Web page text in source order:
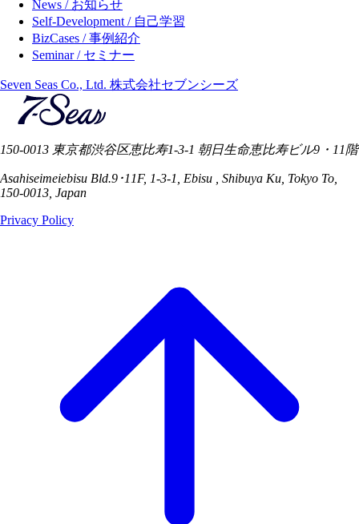
News / お知らせ
Self-Development / 自己学習
BizCases / 事例紹介
Seminar / セミナー
Seven Seas Co., Ltd. 株式会社セブンシーズ
150-0013 東京都渋谷区恵比寿1-3-1 朝日生命恵比寿ビル9・11階
Asahiseimeiebisu Bld.9･11F, 1-3-1, Ebisu , Shibuya Ku, Tokyo To,
150-0013, Japan
Privacy Policy